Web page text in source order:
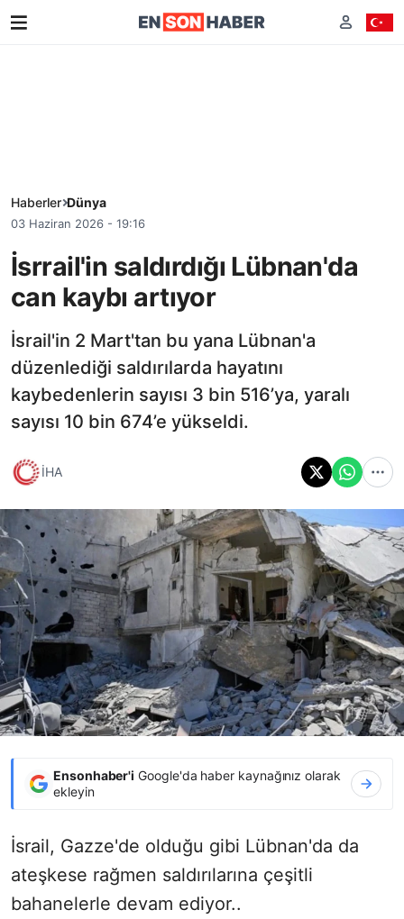
Haberler Dünya
03 Haziran 2026 - 19:16
İsrrail'in saldırdığı Lübnan'da
can kaybı artıyor
İsrail'in 2 Mart'tan bu yana Lübnan'a
düzenlediği saldırılarda hayatını
kaybedenlerin sayısı 3 bin 516’ya, yaralı
sayısı 10 bin 674’e yükseldi.
İHA
Ensonhaber'i Google'da haber kaynağınız olarak
ekleyin
İsrail, Gazze'de olduğu gibi Lübnan'da da
ateşkese rağmen saldırılarına çeşitli
bahanelerle devam ediyor..